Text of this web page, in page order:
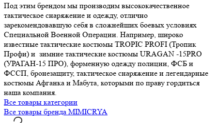
Под этим брендом мы производим высококачественное
тактическое снаряжение и одежду, отлично
зарекомендовавшую себя в сложнейших боевых условиях
Специальной Военной Операции. Например, широко
известные тактические костюмы TROPIC PROFI (Тропик
Профи) и зимние тактические костюмы URAGAN -15PRO
(УРАГАН-15 ПРО), форменную одежду полиции, ФСБ и
ФССП, бронезащиту, тактическое снаряжение и легендарные
костюмы Афганка и Мабута, которыми по праву гордиться
наша компания.
Все товары категории
Все товары бренда MIMICRYA